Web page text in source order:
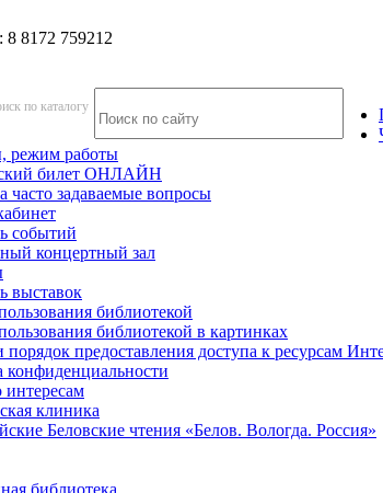
8 8172 759212
по каталогу
режим работы
билет ОНЛАЙН
часто задаваемые вопросы
событий
концертный зал
выставок
библиотекой
библиотекой в картинках
порядок предоставления доступа к ресурсам
конфиденциальности
клиника
Беловские чтения «Белов. Вологда. Россия»
библиотека